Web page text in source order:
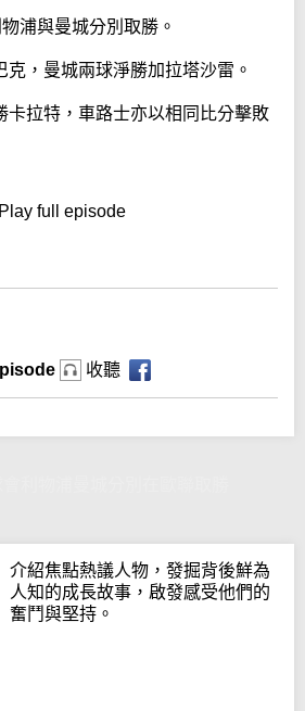
浦與曼城分別取勝。
克，曼城兩球淨勝加拉塔沙雷。
卡拉特，車路士亦以相同比分擊敗
full episode
收聽
介紹焦點熱議人物，發掘背後鮮為
人知的成長故事，啟發感受他們的
奮鬥與堅持。